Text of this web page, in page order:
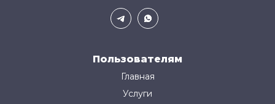
Пользователям
Главная
Услуги